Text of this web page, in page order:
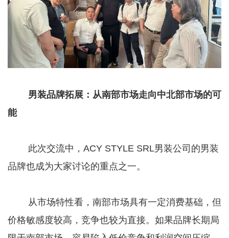
男装品牌拓展：从南部市场走向中北部市场的可
能
此次交流中，ACY STYLE SRL男装公司的男装
品牌也成为大家讨论的重点之一。
从市场特性看，南部市场具有一定消费基础，但
价格敏感度较高，竞争也较为直接。如果品牌长期局